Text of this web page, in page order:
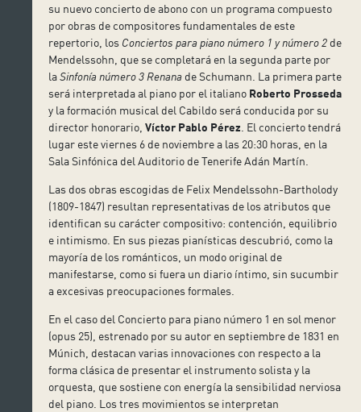
su nuevo concierto de abono con un programa compuesto
por obras de compositores fundamentales de este
repertorio, los Conciertos para piano número 1 y número 2 de
Mendelssohn, que se completará en la segunda parte por
laSinfonía número 3 Renana de Schumann. La primera parte
será interpretada al piano por el italiano Roberto Prosseda
y la formación musical del Cabildo será conducida por su
director honorario,Víctor Pablo Pérez . El concierto tendrá
lugar este viernes 6 de noviembre a las 20:30 horas, en la
Sala Sinfónica del Auditorio de Tenerife Adán Martín.
Las dos obras escogidas de Felix Mendelssohn-Bartholody
(1809-1847) resultan representativas de los atributos que
identifican su carácter compositivo: contención, equilibrio
e intimismo. En sus piezas pianísticas descubrió, como la
mayoría de los románticos, un modo original de
manifestarse, como si fuera un diario íntimo, sin sucumbir
a excesivas preocupaciones formales.
En el caso del Concierto para piano número 1 en sol menor
(opus 25), estrenado por su autor en septiembre de 1831 en
Múnich, destacan varias innovaciones con respecto a la
forma clásica de presentar el instrumento solista y la
orquesta, que sostiene con energía la sensibilidad nerviosa
del piano. Los tres movimientos se interpretan